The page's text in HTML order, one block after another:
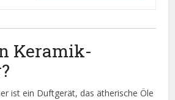
Keramik-
ist ein Duftgerät, das ätherische Öle